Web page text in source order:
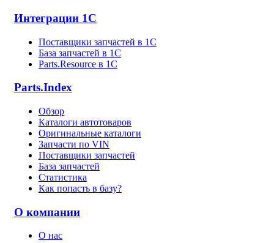
Интеграции 1С
Поставщики запчастей в 1C
База запчастей в 1С
Parts.Resource в 1C
Parts.Index
Обзор
Каталоги автотоваров
Оригинальные каталоги
Запчасти по VIN
Поставщики запчастей
База запчастей
Статистика
Как попасть в базу?
О компании
О нас